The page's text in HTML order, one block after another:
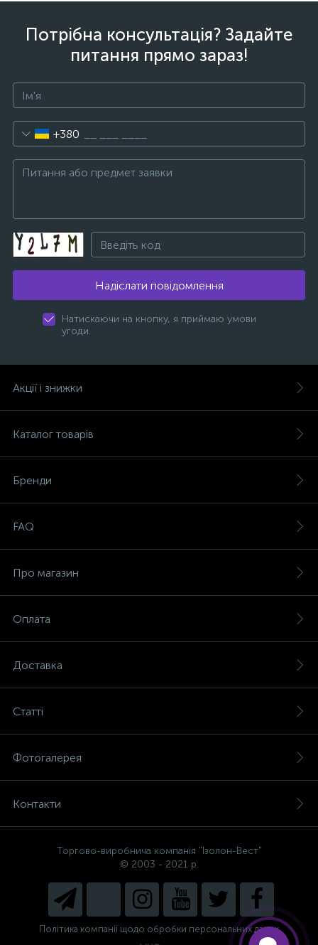
Потрібна консультація? Задайте
питання прямо зараз!
+380
Надіслати повідомлення
Натискаючи на кнопку, я приймаю умови
угоди.
Акції і знижки
Каталог товарів
Бренди
FAQ
Про магазин
Оплата
Доставка
Статті
Фотогалерея
Контакти
Торгово-виробнича компанія "Ізолон-Вест"
© 2003 - 2021 р.
Політика компанії щодо обробки персональних даних
Є питання, не знаєте, що
Напишіть нам і ми допоможемо
підібрати Вам необхідний матеріал!